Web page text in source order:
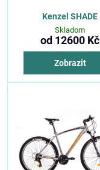
Kenzel SHADE
Skladom
od 12600 Kč
Zobrazit